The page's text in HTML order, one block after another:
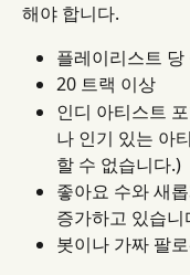
해야 합니다.
플레이리스트
20 트랙 이상
인디 아티스트
나 인기 있는 아
할 수 없습니다.)
좋아요 수와 새
증가하고 있습니
봇이나 가짜 팔